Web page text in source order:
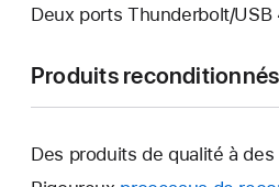
Deux ports Thunderbolt/USB
Produits
Des produits de qualité à